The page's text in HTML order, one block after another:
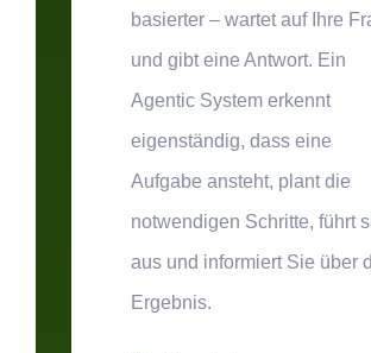
basierter – wartet auf Ihre
und gibt eine Antwort. Ein
Agentic System erkennt
eigenständig, dass eine
Aufgabe ansteht, plant die
notwendigen Schritte, führt
aus und informiert Sie über
Ergebnis.